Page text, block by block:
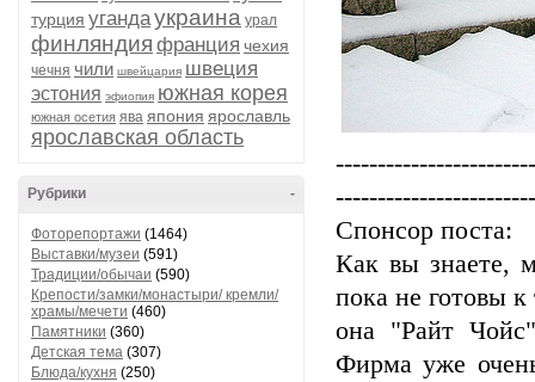
турция угандаукраина урал
финляндия франция чехия
чечня чили швейцария швеция
эстония эфиопия южная корея
южная осетия ява япония ярославль
ярославская область
-
Рубрики
Фоторепортажи (1464)
Выставки/музеи (591)
Традиции/обычаи (590)
Крепости/замки/монастыри/ кремли/
храмы/мечети (460)
Памятники (360)
Детская тема (307)
Блюда/кухня (250)
Спонсор поста:
Как вы знаете,
пока не готовы
она "Райт
Фирма уже